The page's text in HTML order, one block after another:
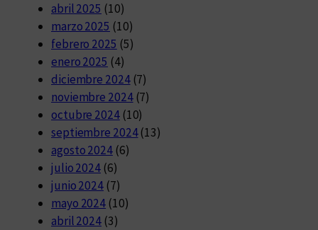
abril 2025 (10)
marzo 2025 (10)
febrero 2025 (5)
enero 2025 (4)
diciembre 2024(7)
noviembre 2024(7)
octubre 2024(10)
septiembre 2024(13)
agosto 2024(6)
julio 2024 (6)
junio 2024 (7)
mayo 2024 (10)
abril 2024 (3)